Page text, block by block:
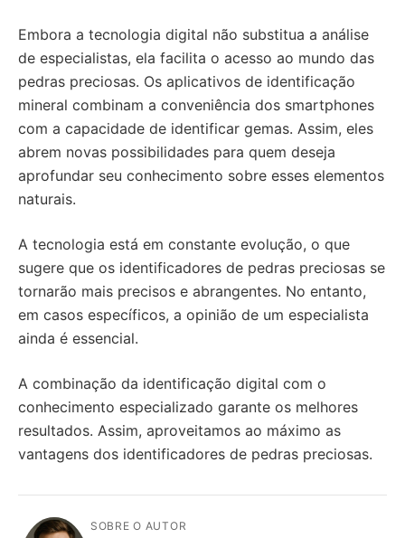
Embora a tecnologia digital não substitua a análise
de especialistas, ela facilita o acesso ao mundo das
pedras preciosas. Os aplicativos de identificação
mineral combinam a conveniência dos smartphones
com a capacidade de identificar gemas. Assim, eles
abrem novas possibilidades para quem deseja
aprofundar seu conhecimento sobre esses elementos
naturais.
A tecnologia está em constante evolução, o que
sugere que os identificadores de pedras preciosas se
tornarão mais precisos e abrangentes. No entanto,
em casos específicos, a opinião de um especialista
ainda é essencial.
A combinação da identificação digital com o
conhecimento especializado garante os melhores
resultados. Assim, aproveitamos ao máximo as
vantagens dos identificadores de pedras preciosas.
SOBRE O AUTOR